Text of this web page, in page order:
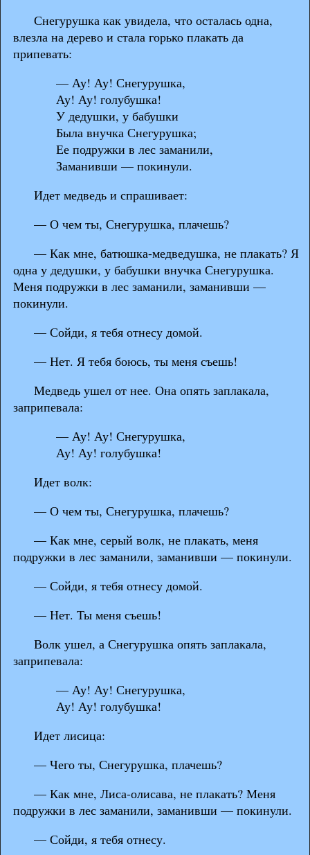
Снегурушка как увидела, что осталась одна,
влезла на дерево и стала горько плакать да
припевать:
— Ау! Ау! Снегурушка,
Ау! Ау! голубушка!
У дедушки, у бабушки
Была внучка Снегурушка;
Ее подружки в лес заманили,
Заманивши — покинули.
Идет медведь и спрашивает:
— О чем ты, Снегурушка, плачешь?
— Как мне, батюшка-медведушка, не плакать? Я
одна у дедушки, у бабушки внучка Снегурушка.
Меня подружки в лес заманили, заманивши —
покинули.
— Сойди, я тебя отнесу домой.
— Нет. Я тебя боюсь, ты меня съешь!
Медведь ушел от нее. Она опять заплакала,
заприпевала:
— Ау! Ау! Снегурушка,
Ау! Ау! голубушка!
Идет волк:
— О чем ты, Снегурушка, плачешь?
— Как мне, серый волк, не плакать, меня
подружки в лес заманили, заманивши — покинули.
— Сойди, я тебя отнесу домой.
— Нет. Ты меня съешь!
Волк ушел, а Снегурушка опять заплакала,
заприпевала:
— Ау! Ау! Снегурушка,
Ау! Ау! голубушка!
Идет лисица:
— Чего ты, Снегурушка, плачешь?
— Как мне, Лиса-олисава, не плакать? Меня
подружки в лес заманили, заманивши — покинули.
— Сойди, я тебя отнесу.